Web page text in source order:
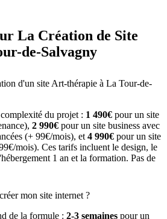
La Création de Site
de-Salvagny
d'un site Art-thérapie à La Tour-de-
du projet : 1 490€ pour un site
2 990€ pour un site business avec
(+ 99€/mois), et 4 990€ pour un site
mois). Ces tarifs incluent le design, le
1 an et la formation. Pas de
mon site internet ?
de la formule : 2-3 semaines pour un